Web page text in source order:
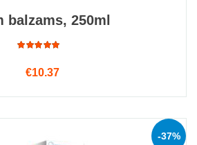
balzams, 250ml
4.75out
€10.37
-37%